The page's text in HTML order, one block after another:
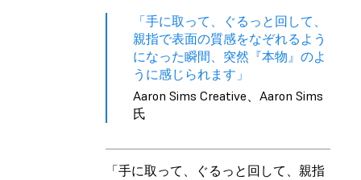
「手に取って、ぐるっと回して、
親指で表面の質感をなぞれるよう
になった瞬間、突然『本物』のよ
うに感じられます」
Aaron Sims Creative、Aaron Sims
氏
「手に取って、ぐるっと回して、親指